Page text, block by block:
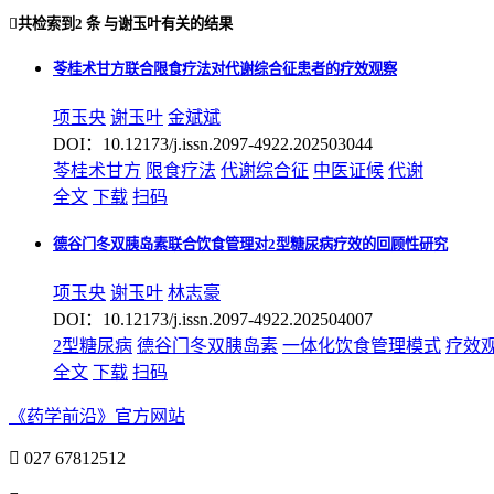
共检索到 2 条与谢玉叶有关的结果
苓桂术甘方联合限食疗法对代谢综合征患者的疗效观察
项玉央 谢玉叶 金斌斌
DOI：10.12173/j.issn.2097-4922.202503044
苓桂术甘方 限食疗法 代谢综合征 中医证候 代谢
全文 下载 扫码
德谷门冬双胰岛素联合饮食管理对2型糖尿病疗效的回顾性研究
项玉央 谢玉叶 林志豪
DOI：10.12173/j.issn.2097-4922.202504007
2型糖尿病 德谷门冬双胰岛素 一体化饮食管理模式 疗效
全文 下载 扫码
《药学前沿》官方网站
 027 67812512